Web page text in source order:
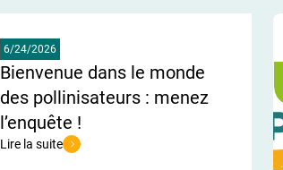
6/24/2026
Bienvenue dans le monde
des pollinisateurs : menez
l’enquête !
Lire la suite
de l'article Bienvenue dans le monde des